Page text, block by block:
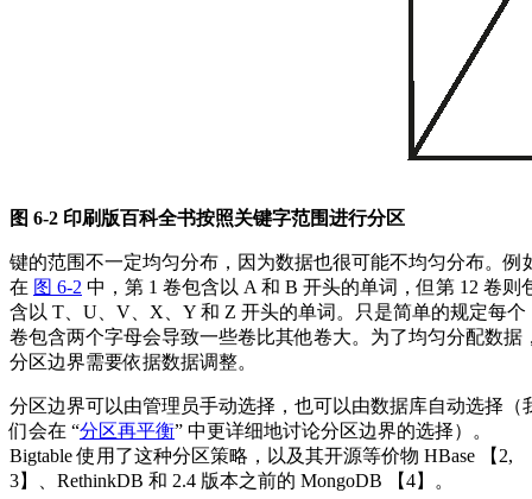
图 6-2 印刷版百科全书按照关键字范围进行分区
键的范围不一定均匀分布，因为数据也很可能不均匀分布。例
在 图 6-2 中，第 1 卷包含以 A 和 B 开头的单词，但第 12 卷则
含以 T、U、V、X、Y 和 Z 开头的单词。只是简单的规定每个
卷包含两个字母会导致一些卷比其他卷大。为了均匀分配数据
分区边界需要依据数据调整。
分区边界可以由管理员手动选择，也可以由数据库自动选择（
们会在 “分区再平衡” 中更详细地讨论分区边界的选择）。
Bigtable 使用了这种分区策略，以及其开源等价物 HBase 【2,
3】、RethinkDB 和 2.4 版本之前的 MongoDB 【4】。